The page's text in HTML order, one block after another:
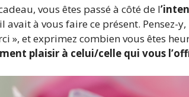
vous êtes passé à côté de l
avait à vous faire ce présent. Pensez-
», et exprimez combien vous êtes
plaisir à celui/celle qui vous